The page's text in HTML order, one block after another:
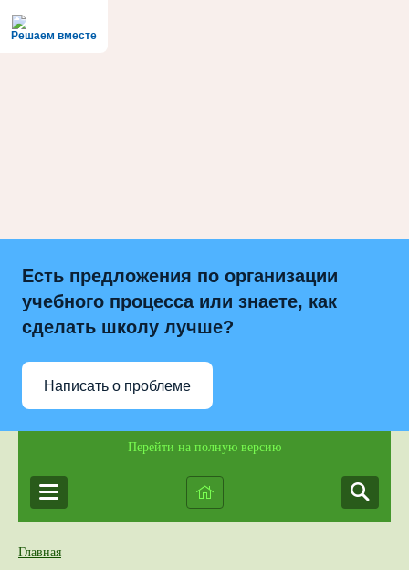
Решаем вместе
Есть предложения по организации
учебного процесса или знаете, как
сделать школу лучше?
Написать о проблеме
Перейти на полную версию
Главная